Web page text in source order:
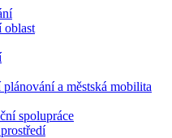
oblast
a městská mobilita
spolupráce